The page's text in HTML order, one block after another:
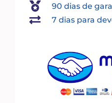
90 dias de
7 dias para